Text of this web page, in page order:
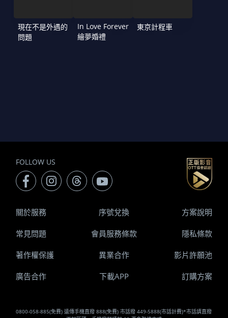
現在不是外遇的
問題
In Love Forever
繪夢婚禮
東京計程車
FOLLOW US
0800-058-885(免費) 遠傳手機直撥 888(免費) 市話撥 449-5888(市話計費)*市話請直撥
關於服務 序號兌換 方案說明
常見問題 會員服務條款 隱私條款
著作權保護 異業合作 影片許願池
廣告合作 下載APP 訂購方案